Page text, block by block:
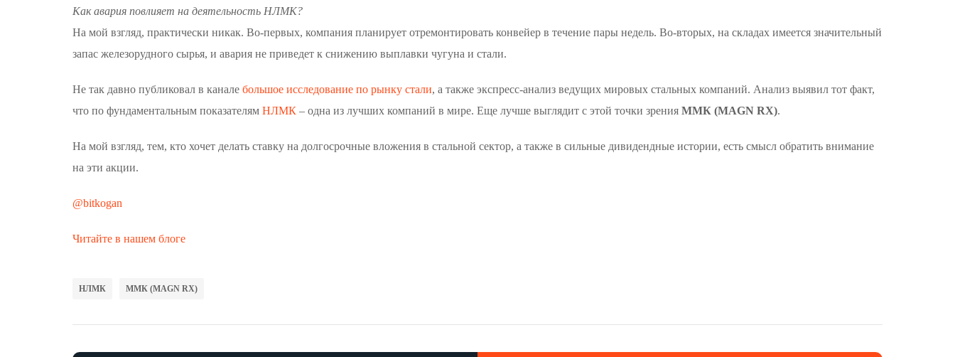
Как авария повлияет на деятельность НЛМК?
На мой взгляд, практически никак. Во-первых, компания планирует отремонтировать конвейер в течение пары недель. Во-вторых, на складах имеется значительный
запас железорудного сырья, и авария не приведет к снижению выплавки чугуна и стали.
Не так давно публиковал в канале большое исследование по рынку стали, а также экспресс-анализ ведущих мировых стальных компаний. Анализ выявил тот факт,
что по фундаментальным показателям НЛМК – одна из лучших компаний в мире. Еще лучше выглядит с этой точки зрения ММК (MAGN RX).
На мой взгляд, тем, кто хочет делать ставку на долгосрочные вложения в стальной сектор, а также в сильные дивидендные истории, есть смысл обратить внимание
на эти акции.
@bitkogan
Читайте в нашем блоге
НЛМК ММК (MAGN RX)